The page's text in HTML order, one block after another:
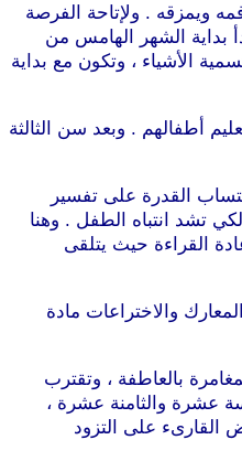
ويمزقه . ولإتاحة الفرصة
بداية الشهر الهامس من
الأشياء ، وتكون مع بداية
أطفالهم . وبعد سن الثالثة
القدرة على تفسير
تشد انتباه الطفل . وهنا
القراءة حيث يتلقى
والاختراعات مادة
بالعاطفة ، وتقترب
عشرة والثامنة عشرة ،
القارىء على التزود